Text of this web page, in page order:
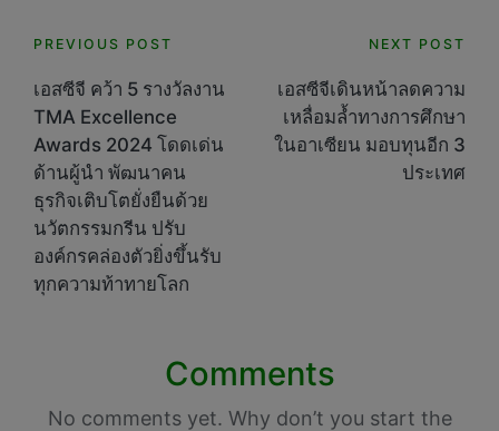
Post
navigation
PREVIOUS POST
เอสซีจี คว้า 5 รางวัลงาน
TMA Excellence
Awards 2024 โดดเด่น
ด้านผู้นำ พัฒนาคน
ธุรกิจเติบโตยั่งยืนด้วย
นวัตกรรมกรีน ปรับ
องค์กรคล่องตัวยิ่งขึ้นรับ
ทุกความท้าทายโลก
NEXT POST
เอสซีจีเดินหน้าลดความ
เหลื่อมล้ำทางการศึกษา
ในอาเซียน มอบทุนอีก 3
ประเทศ
Comments
No comments yet. Why don’t you start the